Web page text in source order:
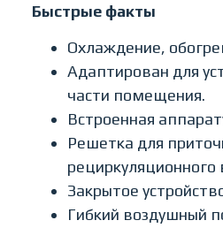
Быстрые факты
Охлаждение,
Адаптирован для
части помещения.
Встроенная
Решетка для
рециркуляционного
Закрытое
Гибкий воздушный